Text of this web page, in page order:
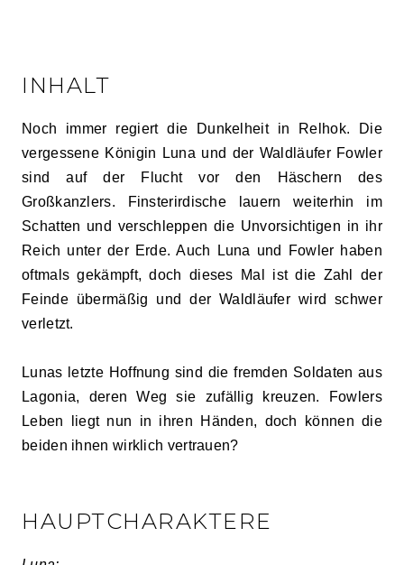
INHALT
Noch immer regiert die Dunkelheit in Relhok. Die
vergessene Königin Luna und der Waldläufer Fowler
sind auf der Flucht vor den Häschern des
Großkanzlers. Finsterirdische lauern weiterhin im
Schatten und verschleppen die Unvorsichtigen in ihr
Reich unter der Erde. Auch Luna und Fowler haben
oftmals gekämpft, doch dieses Mal ist die Zahl der
Feinde übermäßig und der Waldläufer wird schwer
verletzt.
Lunas letzte Hoffnung sind die fremden Soldaten aus
Lagonia, deren Weg sie zufällig kreuzen. Fowlers
Leben liegt nun in ihren Händen, doch können die
beiden ihnen wirklich vertrauen?
HAUPTCHARAKTERE